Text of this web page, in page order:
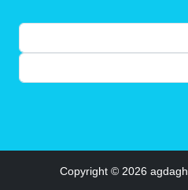
Copyright © 2026